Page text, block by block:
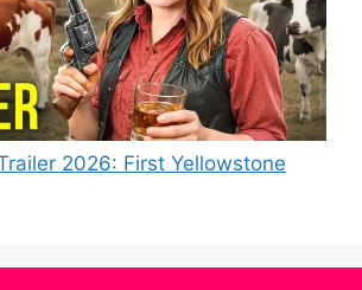
2026: First Yellowstone